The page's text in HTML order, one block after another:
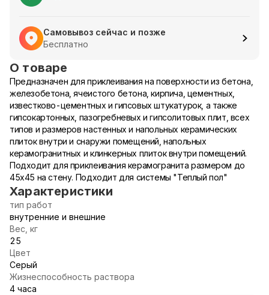
Самовывоз сейчас и позже
Бесплатно
О товаре
Предназначен для приклеивания на поверхности из бетона,
железобетона, ячеистого бетона, кирпича, цементных,
известково-цементных и гипсовых штукатурок, а также
гипсокартонных, пазогребневых и гипсолитовых плит, всех
типов и размеров настенных и напольных керамических
плиток внутри и снаружи помещений, напольных
керамогранитных и клинкерных плиток внутри помещений.
Подходит для приклеивания керамогранита размером до
45х45 на стену. Подходит для системы "Теплый пол"
Характеристики
тип работ
внутренние и внешние
Вес, кг
25
Цвет
Серый
Жизнеспособность раствора
4 часа